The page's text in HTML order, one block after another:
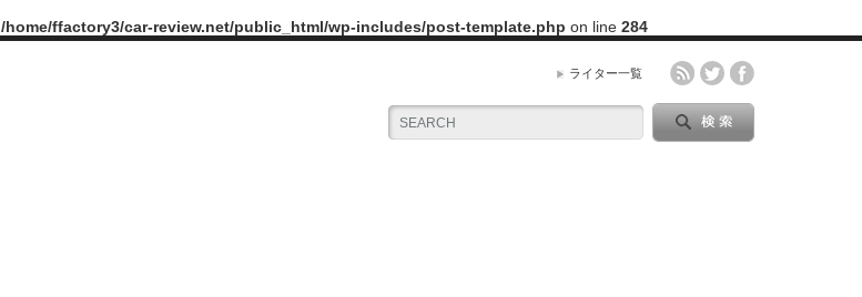
/home/ffactory3/car-review.net/public_html/wp-includes/post-template.php on line 284
ライター一覧